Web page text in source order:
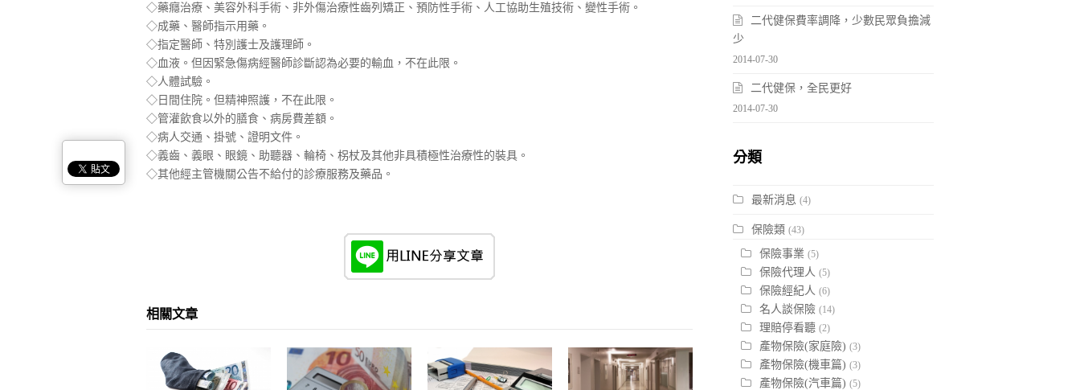
◇藥癮治療、美容外科手術、非外傷治療性齒列矯正、預防性手術、人工協助生殖技術、變性手術。
◇成藥、醫師指示用藥。
◇指定醫師、特別護士及護理師。
◇血液。但因緊急傷病經醫師診斷認為必要的輸血，不在此限。
◇人體試驗。
◇日間住院。但精神照護，不在此限。
◇管灌飲食以外的膳食、病房費差額。
◇病人交通、掛號、證明文件。
◇義齒、義眼、眼鏡、助聽器、輪椅、柺杖及其他非具積極性治療性的裝具。
◇其他經主管機關公告不給付的診療服務及藥品。
相關文章
二代健保費率調降，少數民眾負擔減
少
2014-07-30
二代健保，全民更好
2014-07-30
分類
最新消息 (4)
保險類 (43)
保險事業 (5)
保險代理人 (5)
保險經紀人 (6)
名人談保險 (14)
理賠停看聽 (2)
產物保險(家庭險) (3)
產物保險(機車篇) (3)
產物保險(汽車篇) (5)